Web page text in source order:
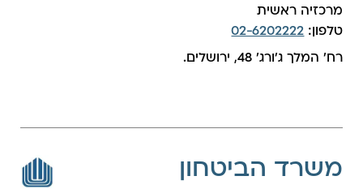
מרכזיה ראשית
טלפון: 02-6202222
רח׳ המלך ג׳ורג׳ 48, ירושלים.
משרד הביטחון